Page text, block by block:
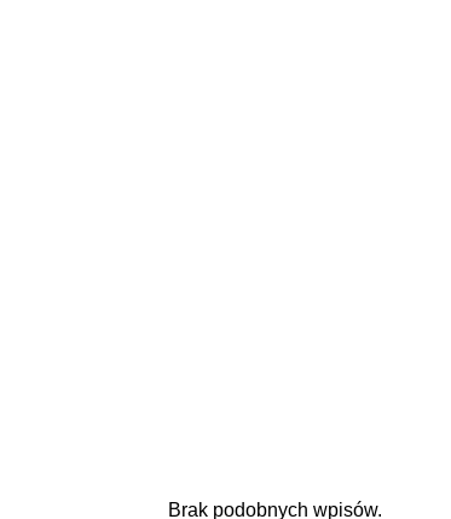
Brak podobnych wpisów.